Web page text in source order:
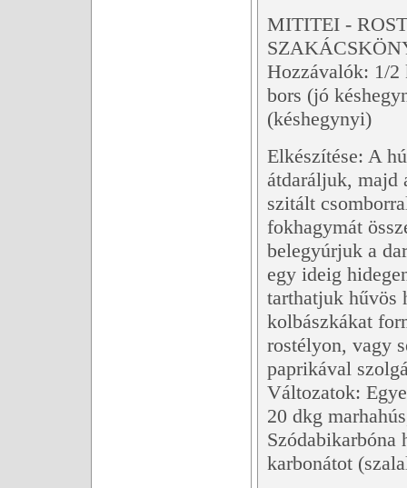
MITITEI -
Hozzávalók: 1/2
bors (jó
(késhegynyi)
Elkészítése: A
átdaráljuk, majd
szitált
fokhagymát
belegyúrjuk a
egy ideig
tarthatjuk hűvös
kolbászkákat
rostélyon, vagy
paprikával
Változatok:
20 dkg
Szódabikarbóna
karbonátot